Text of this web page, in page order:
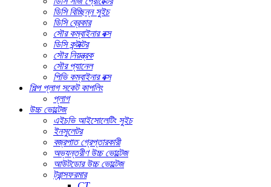
ডিসি বিচ্ছিন্ন সুইচ
ডিসি ব্রেকার
সৌর কম্বাইনার বক্স
ডিসি কন্টাক্টর
সৌর নিয়ন্ত্রক
সৌর প্যানেল
পিভি কম্বাইনার বক্স
শিল্প প্লাগ সকেট কাপলিং
প্লাগ
উচ্চ ভোল্টেজ
এইচভি আইসোলেটিং সুইচ
ইনসুলেটর
বজ্রপাত গ্রেপ্তারকারী
অভ্যন্তরীণ উচ্চ ভোল্টেজ
আউটডোর উচ্চ ভোল্টেজ
ট্রান্সফরমার